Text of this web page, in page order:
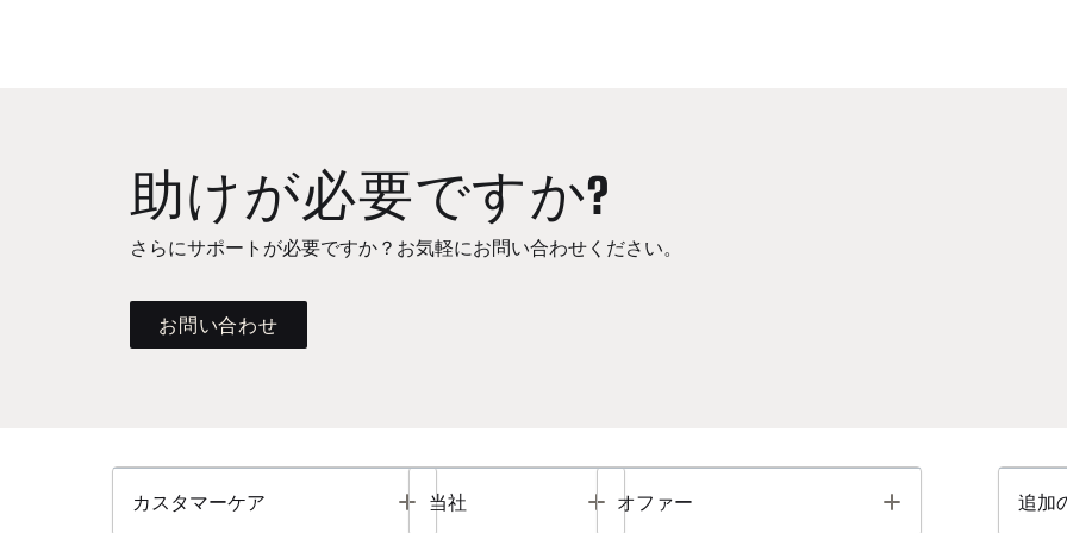
助けが必要ですか?
さらにサポートが必要ですか？お気軽にお問い合わせください。
お問い合わせ
カスタマーケア Toggle
当社 Toggle
オファー Toggle 追加